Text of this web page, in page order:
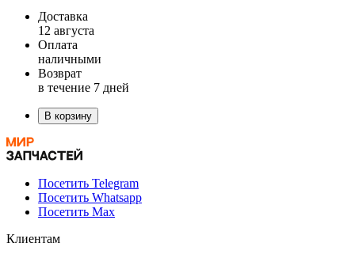
Доставка
12 августа
Оплата
наличными
Возврат
в течение 7 дней
В корзину
Посетить Telegram
Посетить Whatsapp
Посетить Max
Клиентам